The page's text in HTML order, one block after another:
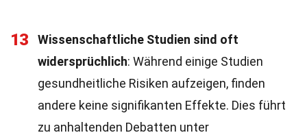
13
Wissenschaftliche Studien sind oft
widersprüchlich: Während einige Studien
gesundheitliche Risiken aufzeigen, finden
andere keine signifikanten Effekte. Dies führt
zu anhaltenden Debatten unter